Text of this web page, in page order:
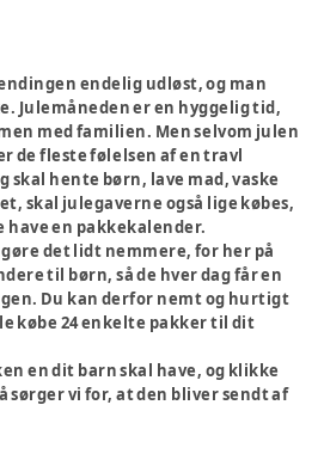
endelig udløst, og man
Julemåneden er en hyggelig tid,
med familien. Men selvom julen
de fleste følelsen af en travl
skal hente børn, lave mad, vaske
skal julegaverne også lige købes,
have en pakkekalender.
det lidt nemmere, for her på
til børn, så de hver dag får en
Du kan derfor nemt og hurtigt
købe 24 enkelte pakker til dit
en dit barn skal have, og klikke
sørger vi for, at den bliver sendt af